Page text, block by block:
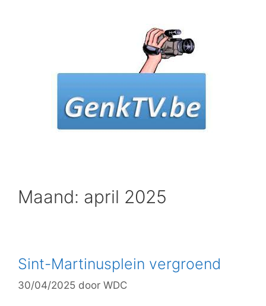
Maand: april 2025
Sint-Martinusplein vergroend
30/04/2025 door WDC